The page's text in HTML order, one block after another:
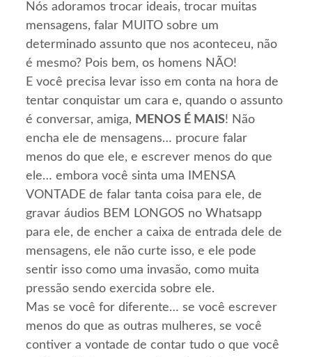
Nós adoramos trocar ideais, trocar muitas
mensagens, falar MUITO sobre um
determinado assunto que nos aconteceu, não
é mesmo? Pois bem, os homens NÃO!
E você precisa levar isso em conta na hora de
tentar conquistar um cara e, quando o assunto
é conversar, amiga, MENOS É MAIS! Não
encha ele de mensagens… procure falar
menos do que ele, e escrever menos do que
ele… embora você sinta uma IMENSA
VONTADE de falar tanta coisa para ele, de
gravar áudios BEM LONGOS no Whatsapp
para ele, de encher a caixa de entrada dele de
mensagens, ele não curte isso, e ele pode
sentir isso como uma invasão, como muita
pressão sendo exercida sobre ele.
Mas se você for diferente… se você escrever
menos do que as outras mulheres, se você
contiver a vontade de contar tudo o que você